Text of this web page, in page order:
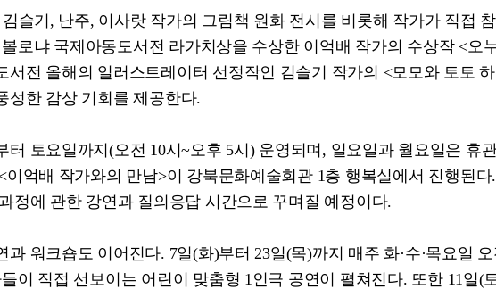
김슬기 , 난주, 이사랏 작가의 그림책 원화 전시를 비롯해 작가가 직접
볼로냐 국제아동도서전 라가치상을 수상한 이억배 작가의 수상작 <오
서전 올해의 일러스트레이터 선정작인 김슬기 작가의 <모모와 토토
성한 감상 기회를 제공한다.
터 토요일까지(오전 10시~오후 5시 ) 운영되며 , 일요일과 월요일은 휴
<이억배 작가와의 만남>이 강북문화예술회관 1층 행복실에서 진행된다.
정에 관한 강연과 질의응답 시간으로 꾸며질 예정이다.
과 워크숍도 이어진다. 7일(화)부터23일(목)까지 매주 화·수·목요일 오
이 직접 선보이는 어린이 맞춤형 1인극 공연이 펼쳐진다. 또한 11일(